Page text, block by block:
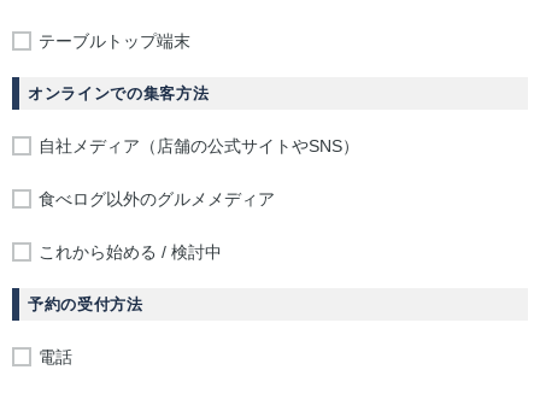
テーブルトップ端末
オンラインでの集客方法
自社メディア（店舗の公式サイトやSNS）
食べログ以外のグルメメディア
これから始める / 検討中
予約の受付方法
電話